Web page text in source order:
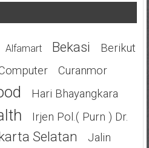
Alfamart Bekasi
Berikut
Curanmor
Hari Bhayangkara
Irjen Pol.( Purn ) Dr.
Selatan
Jalin